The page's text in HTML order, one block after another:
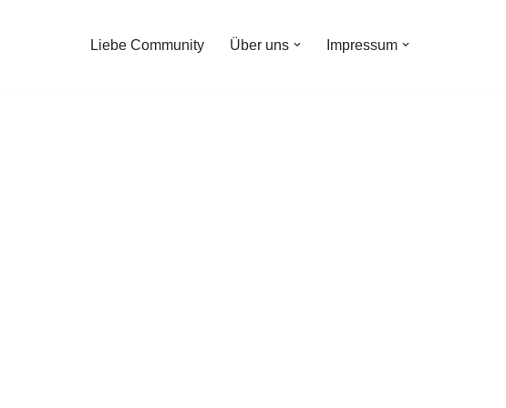
Liebe Community Über uns Impressum